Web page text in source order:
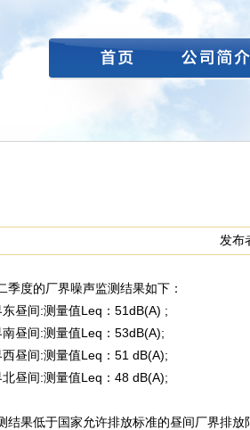
发布
季度的厂界噪声监测结果如下：
东昼间:测量值Leq：51dB(A) ;
南昼间:测量值Leq：53dB(A);
西昼间:测量值Leq：51 dB(A);
北昼间:测量值Leq：48 dB(A);
结果低于国家允许排放标准的昼间厂界排放